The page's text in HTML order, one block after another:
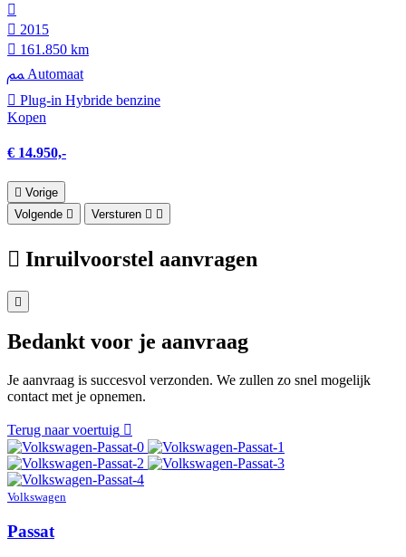
2015
161.850 km
Automaat
Plug-in Hybride benzine
Kopen
€ 14.950,-
Vorige
Volgende
Versturen
Inruilvoorstel aanvragen
Bedankt voor je aanvraag
Je aanvraag is succesvol verzonden. We zullen zo snel mogelijk
contact met je opnemen.
Terug naar voertuig
Volkswagen
Passat